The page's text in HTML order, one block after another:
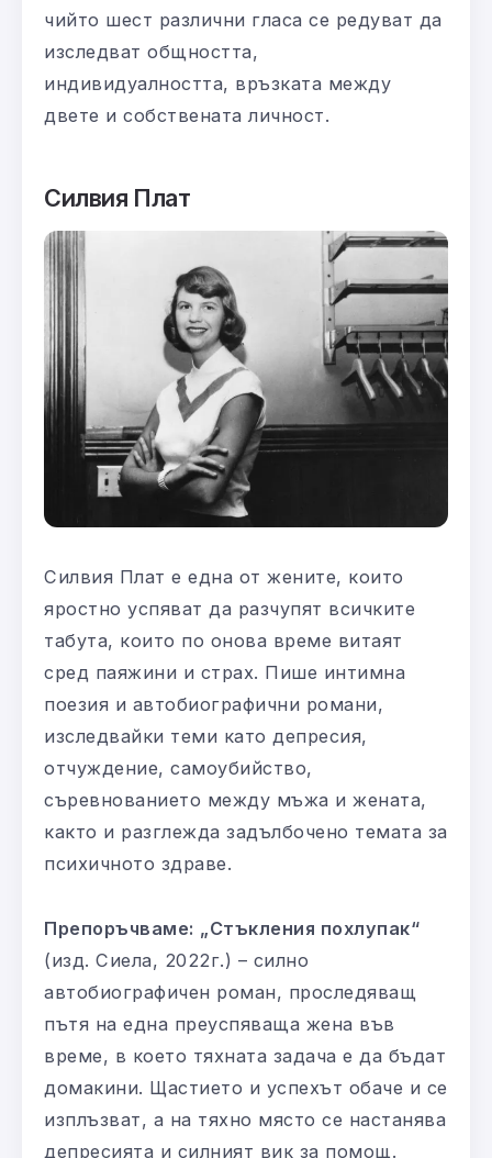
чийто шест различни гласа се редуват да
изследват общността,
индивидуалността, връзката между
двете и собствената личност.
Силвия Плат
Силвия Плат е една от жените, които
яростно успяват да разчупят всичките
табута, които по онова време витаят
сред паяжини и страх. Пише интимна
поезия и автобиографични романи,
изследвайки теми като депресия,
отчуждение, самоубийство,
съревнованието между мъжа и жената,
както и разглежда задълбочено темата за
психичното здраве.
Препоръчваме: „Стъкления похлупак“
(изд. Сиела, 2022г.) – силно
автобиографичен роман, проследяващ
пътя на една преуспяваща жена във
време, в което тяхната задача е да бъдат
домакини. Щастието и успехът обаче и се
изплъзват, а на тяхно място се настанява
депресията и силният вик за помощ.